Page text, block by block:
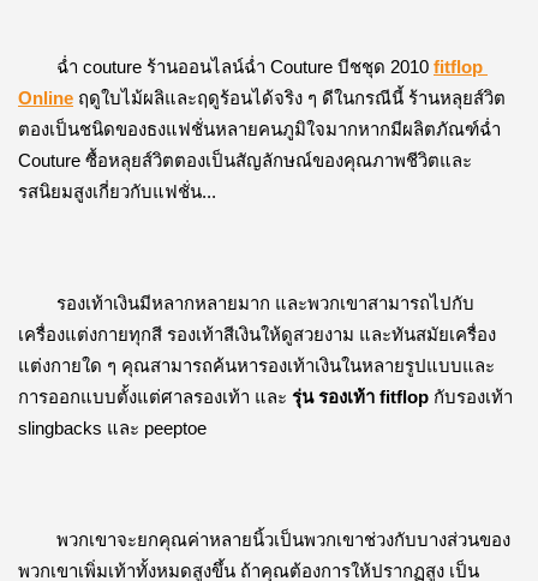
ฉ่ำ couture ร้านออนไลน์ฉ่ำ Couture บีชชุด 2010 fitflop
Online ฤดูใบไม้ผลิและฤดูร้อนได้จริง ๆ ดีในกรณีนี้ ร้านหลุยส์วิต
ตองเป็นชนิดของธงแฟชั่นหลายคนภูมิใจมากหากมีผลิตภัณฑ์ฉ่ำ
Couture ซื้อหลุยส์วิตตองเป็นสัญลักษณ์ของคุณภาพชีวิตและ
รสนิยมสูงเกี่ยวกับแฟชั่น...
รองเท้าเงินมีหลากหลายมาก และพวกเขาสามารถไปกับ
เครื่องแต่งกายทุกสี รองเท้าสีเงินให้ดูสวยงาม และทันสมัยเครื่อง
แต่งกายใด ๆ คุณสามารถค้นหารองเท้าเงินในหลายรูปแบบและ
การออกแบบตั้งแต่ศาลรองเท้า และ รุ่น รองเท้า fitflop กับรองเท้า
slingbacks และ peeptoe
พวกเขาจะยกคุณค่าหลายนิ้วเป็นพวกเขาช่วงกับบางส่วนของ
พวกเขาเพิ่มเท้าทั้งหมดสูงขึ้น ถ้าคุณต้องการให้ปรากฏสูง เป็น